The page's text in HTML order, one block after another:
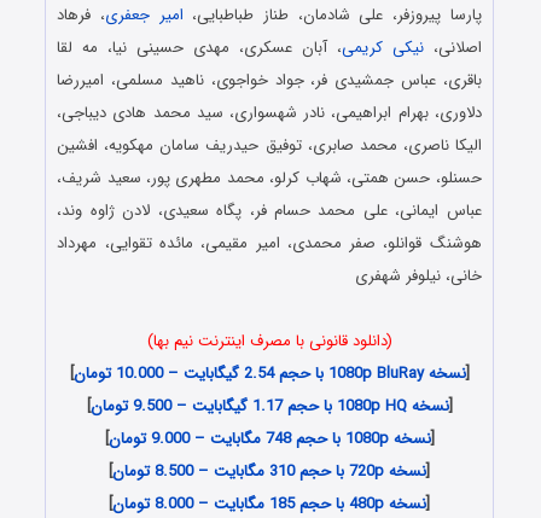
پارسا پیروزفر، علی شادمان، طناز طباطبایی، امیر جعفری، فرهاد
اصلانی،نیکی کریمی، آبان عسکری، مهدی حسینی نیا، مه لقا
باقری، عباس جمشیدی فر، جواد خواجوی، ناهید مسلمی، امیررضا
دلاوری، بهرام ابراهیمی، نادر شهسواری، سید محمد هادی دیباجی،
الیکا ناصری، محمد صابری، توفیق حیدریف سامان مهکویه، افشین
حسنلو، حسن همتی، شهاب کرلو، محمد مطهری پور، سعید شریف،
عباس ایمانی، علی محمد حسام فر، پگاه سعیدی، لادن ژاوه وند،
هوشنگ قوانلو، صفر محمدی، امیر مقیمی، مائده تقوایی، مهرداد
خانی، نیلوفر شهفری
(دانلود قانونی با مصرف اینترنت نیم بها)
[نسخه 1080p BluRay با حجم 2.54 گیگابایت – 10.000 تومان
]
[نسخه 1080p HQ با حجم 1.17 گیگابایت – 9.500 تومان
]
[نسخه 1080p با حجم 748 مگابایت – 9.000 تومان
]
[نسخه 720p با حجم 310 مگابایت – 8.500 تومان
]
[نسخه 480p با حجم 185 مگابایت – 8.000 تومان
]